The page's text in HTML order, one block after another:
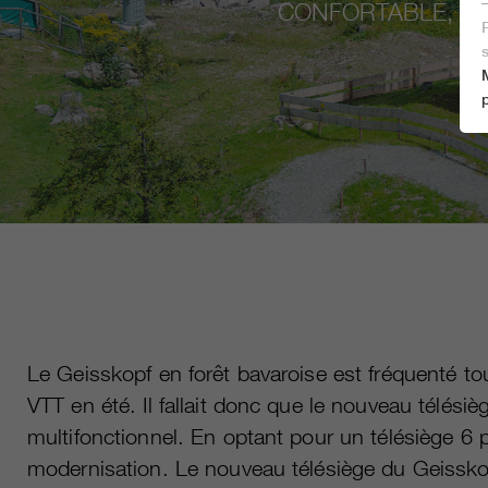
CONFORTABLE,
Le Geisskopf en forêt bavaroise est fréquenté
VTT en été. Il fallait donc que le nouveau
multifonctionnel. En optant pour un télésiège 6
modernisation. Le nouveau télésiège du